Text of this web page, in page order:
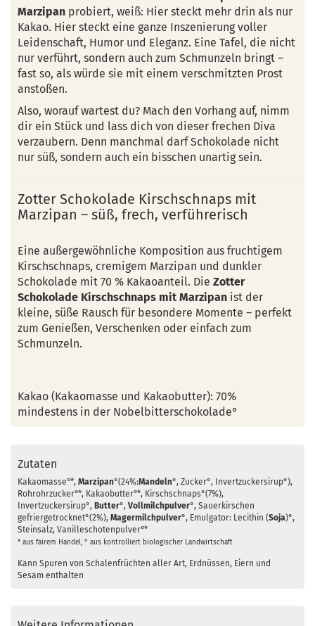
Marzipan probiert, weiß: Hier steckt mehr drin als nur
Kakao. Hier steckt eine ganze Inszenierung voller
Leidenschaft, Humor und Eleganz. Eine Tafel, die nicht
nur verführt, sondern auch zum Schmunzeln bringt –
fast so, als würde sie mit einem verschmitzten Prost
anstoßen.
Also, worauf wartest du? Mach den Vorhang auf, nimm
dir ein Stück und lass dich von dieser frechen Diva
verzaubern. Denn manchmal darf Schokolade nicht
nur süß, sondern auch ein bisschen unartig sein.
Zotter Schokolade Kirschschnaps mit
Marzipan – süß, frech, verführerisch
Eine außergewöhnliche Komposition aus fruchtigem
Kirschschnaps, cremigem Marzipan und dunkler
Schokolade mit 70 % Kakaoanteil. Die Zotter
Schokolade Kirschschnaps mit Marzipan ist der
kleine, süße Rausch für besondere Momente – perfekt
zum Genießen, Verschenken oder einfach zum
Schmunzeln.
Kakao (Kakaomasse und Kakaobutter): 70%
mindestens in der Nobelbitterschokolade°
Zutaten
Kakaomasse°*, Marzipan°(24%:Mandeln°, Zucker°, Invertzuckersirup°),
Rohrohrzucker°*, Kakaobutter°*, Kirschschnaps°(7%),
Invertzuckersirup°, Butter°, Vollmilchpulver°, Sauerkirschen
gefriergetrocknet°(2%), Magermilchpulver°, Emulgator: Lecithin (Soja)°,
Steinsalz, Vanilleschotenpulver°*
* aus fairem Handel, ° aus kontrolliert biologischer Landwirtschaft
Kann Spuren von Schalenfrüchten aller Art, Erdnüssen, Eiern und
Sesam enthalten